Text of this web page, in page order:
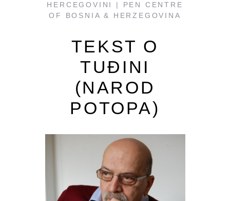
HERCEGOVINI | PEN CENTRE
OF BOSNIA & HERZEGOVINA
TEKST O
TUĐINI
(NAROD
POTOPA)